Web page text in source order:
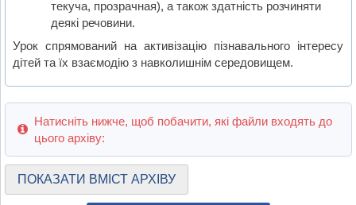
текуча, прозрачная), а також здатність розчиняти
деякі речовини.
Урок спрямований на активізацію пізнавального інтересу
дітей та їх взаємодію з навколишнім середовищем.
Натисніть нижче, щоб побачити, які файли входять до
цього архіву:
ПОКАЗАТИ ВМІСТ АРХІВУ